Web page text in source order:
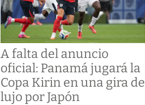
A falta del anuncio
oficial: Panamá jugará la
Copa Kirin en una gira de
lujo por Japón